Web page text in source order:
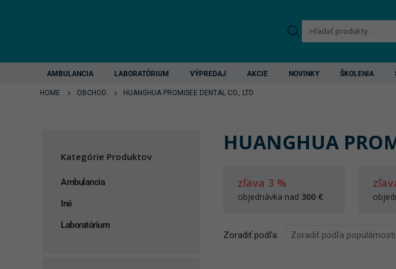
Products
search
AMBULANCIA LABORATÓRIUM VÝPREDAJ AKCIE NOVINKY ŠKOLENIA
HOME OBCHOD HUANGHUA PROMISEE DENTAL CO., LTD
HUANGHUA
zľava 3 %
objednávka nad 300 €
Zoradiť podľa:
Kategórie Produktov
Ambulancia
Iné
Laboratórium